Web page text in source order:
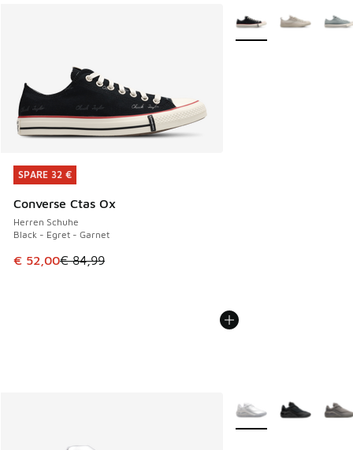
SPARE 32 €
Converse Ctas Ox
Herren Schuhe
Black - Egret - Garnet
Dieser Artikel ist im Sale. Der Preis ist von € 84,99 auf €
€ 52,00€ 84,99
SPARE 32 €
Weitere Farben
Weitere Farben